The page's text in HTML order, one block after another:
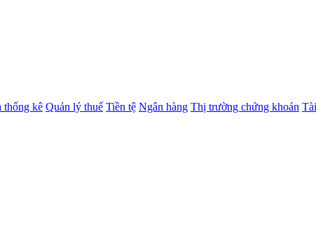
thống kê Quản lý thuế Tiền tệ Ngân hàng Thị trường chứng khoán